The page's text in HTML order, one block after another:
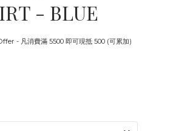
- BLUE
- 凡消費滿 5500 即可現抵 500 (可累加)